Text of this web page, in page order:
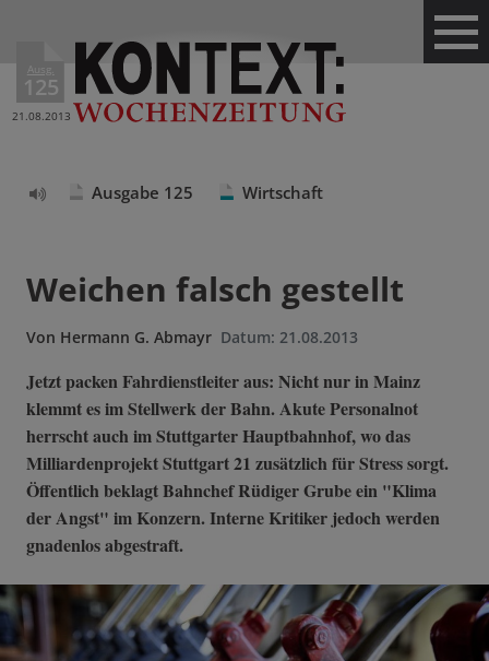
Ausg.
125
21.08.2013
Ausgabe 125 Wirtschaft
Weichen falsch gestellt
Von Hermann G. Abmayr Datum: 21.08.2013
Jetzt packen Fahrdienstleiter aus: Nicht nur in Mainz
klemmt es im Stellwerk der Bahn. Akute Personalnot
herrscht auch im Stuttgarter Hauptbahnhof, wo das
Milliardenprojekt Stuttgart 21 zusätzlich für Stress sorgt.
Öffentlich beklagt Bahnchef Rüdiger Grube ein "Klima
der Angst" im Konzern. Interne Kritiker jedoch werden
gnadenlos abgestraft.